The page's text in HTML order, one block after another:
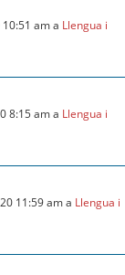
am a Llengua i
8:15 am a Llengua i
11:59 am a Llengua i